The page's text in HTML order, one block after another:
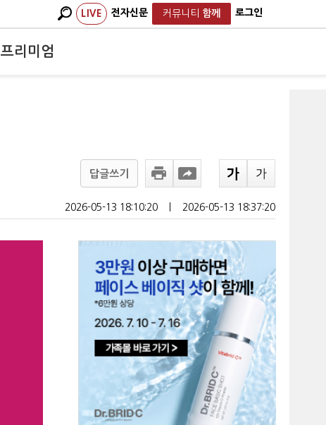
LIVE 전자신문 커뮤니티 함께 로그인
프리미엄
답글쓰기
2026-05-13 18:10:20 2026-05-13 18:37:20